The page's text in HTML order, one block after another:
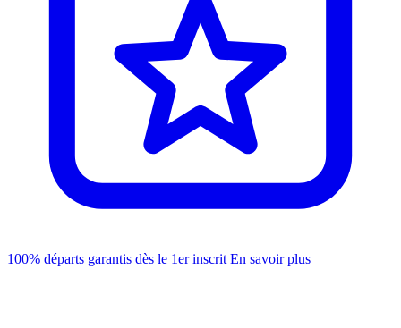
100% départs garantis dès le 1er inscrit En savoir plus